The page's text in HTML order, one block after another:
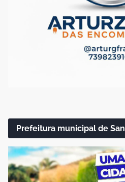
Prefeitura municipal de